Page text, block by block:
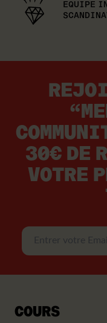
EQUIPE
30€ DE
VOTRE
Entrer
votre
Email
COURS